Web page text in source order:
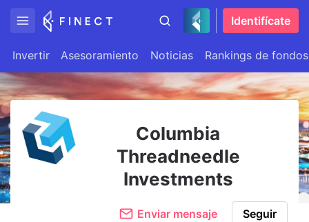
Identifícate
Invertir Asesoramiento Noticias Rankings de fondos
Columbia
Threadneedle
Investments
Enviar mensaje Seguir